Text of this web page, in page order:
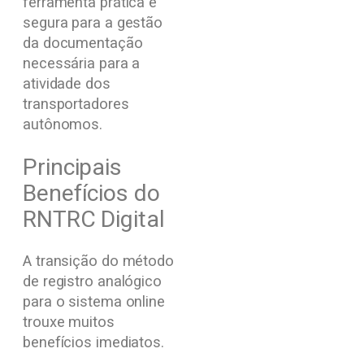
segura para a gestão
da documentação
necessária para a
atividade dos
transportadores
autônomos.
Principais
Benefícios do
RNTRC Digital
A transição do método
de registro analógico
para o sistema online
trouxe muitos
benefícios imediatos.